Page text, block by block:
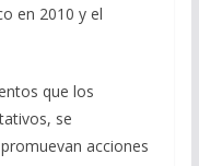
en 2010 y el
que los
se
acciones